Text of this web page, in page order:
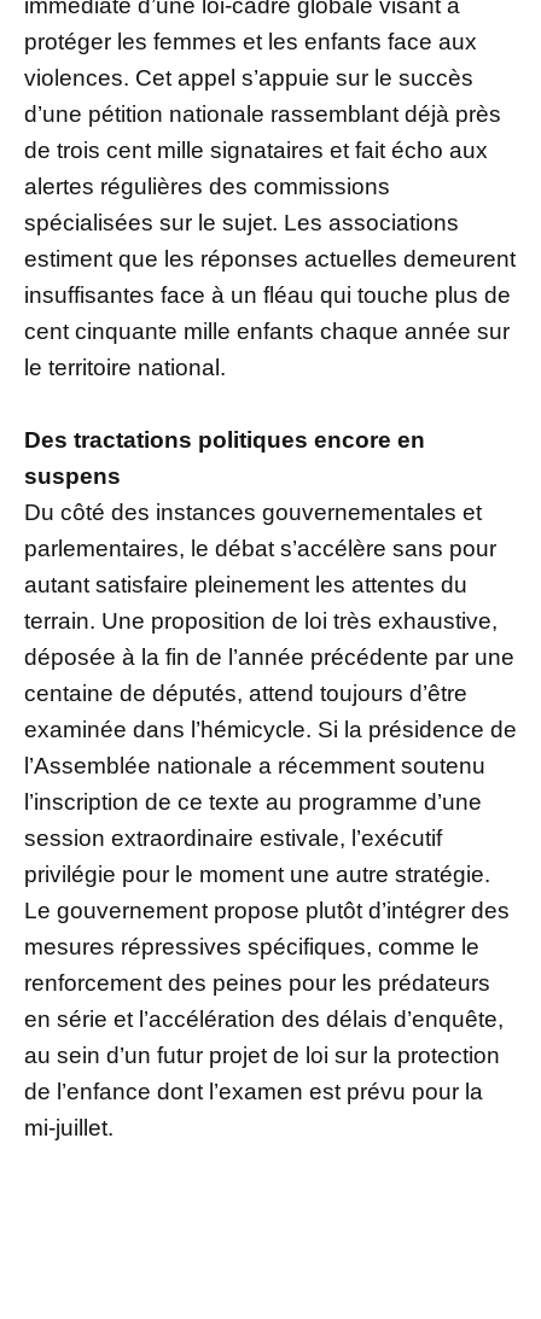
immédiate d’une loi-cadre globale visant à
protéger les femmes et les enfants face aux
violences. Cet appel s’appuie sur le succès
d’une pétition nationale rassemblant déjà près
de trois cent mille signataires et fait écho aux
alertes régulières des commissions
spécialisées sur le sujet. Les associations
estiment que les réponses actuelles demeurent
insuffisantes face à un fléau qui touche plus de
cent cinquante mille enfants chaque année sur
le territoire national.
Des tractations politiques encore en
suspens
Du côté des instances gouvernementales et
parlementaires, le débat s’accélère sans pour
autant satisfaire pleinement les attentes du
terrain. Une proposition de loi très exhaustive,
déposée à la fin de l’année précédente par une
centaine de députés, attend toujours d’être
examinée dans l’hémicycle. Si la présidence de
l’Assemblée nationale a récemment soutenu
l’inscription de ce texte au programme d’une
session extraordinaire estivale, l’exécutif
privilégie pour le moment une autre stratégie.
Le gouvernement propose plutôt d’intégrer des
mesures répressives spécifiques, comme le
renforcement des peines pour les prédateurs
en série et l’accélération des délais d’enquête,
au sein d’un futur projet de loi sur la protection
de l’enfance dont l’examen est prévu pour la
mi-juillet.